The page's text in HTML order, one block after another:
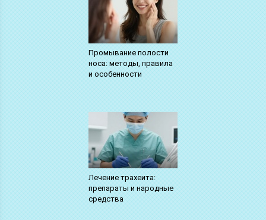
Промывание полости
носа: методы, правила
и особенности
Лечение трахеита:
препараты и народные
средства